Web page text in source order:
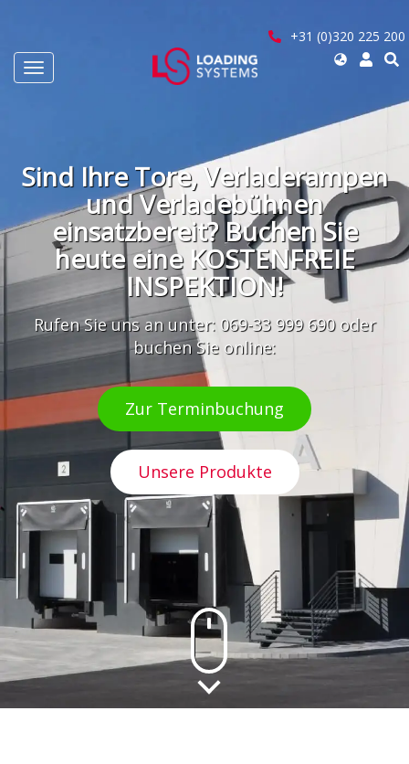
+31 (0)320 225 200
Select
account
menu
Navigation
aktivieren/deaktivieren
Sind Ihre Tore, Verladerampen
und Verladebühnen
einsatzbereit? Buchen Sie
heute eine KOSTENFREIE
INSPEKTION!
Rufen Sie uns an unter: 069-33 999 690 oder
buchen Sie online:
Zur Terminbuchung
Unsere Produkte